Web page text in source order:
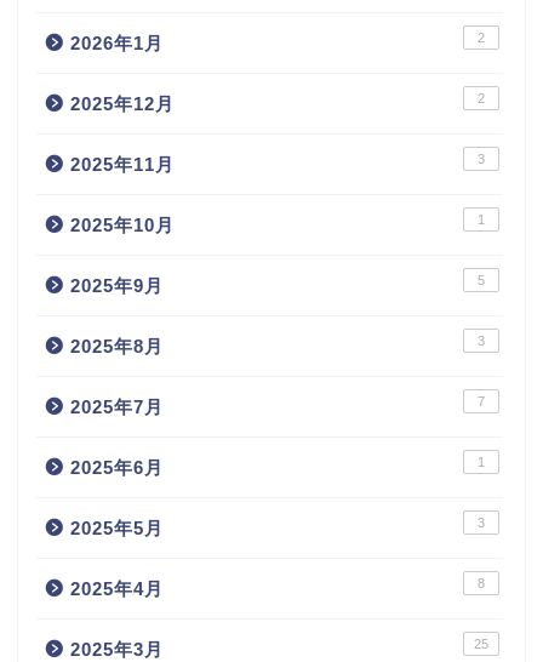
2026年1月 2
2025年12月 2
2025年11月 3
2025年10月 1
2025年9月 5
2025年8月 3
2025年7月 7
2025年6月 1
2025年5月 3
2025年4月 8
2025年3月 25